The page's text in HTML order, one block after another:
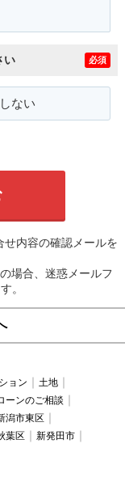
い 必須
ない
内容の確認メールを
場合、迷惑メールフ
。
ョン
土地
ーンのご相談
潟市東区
葉区
新発田市